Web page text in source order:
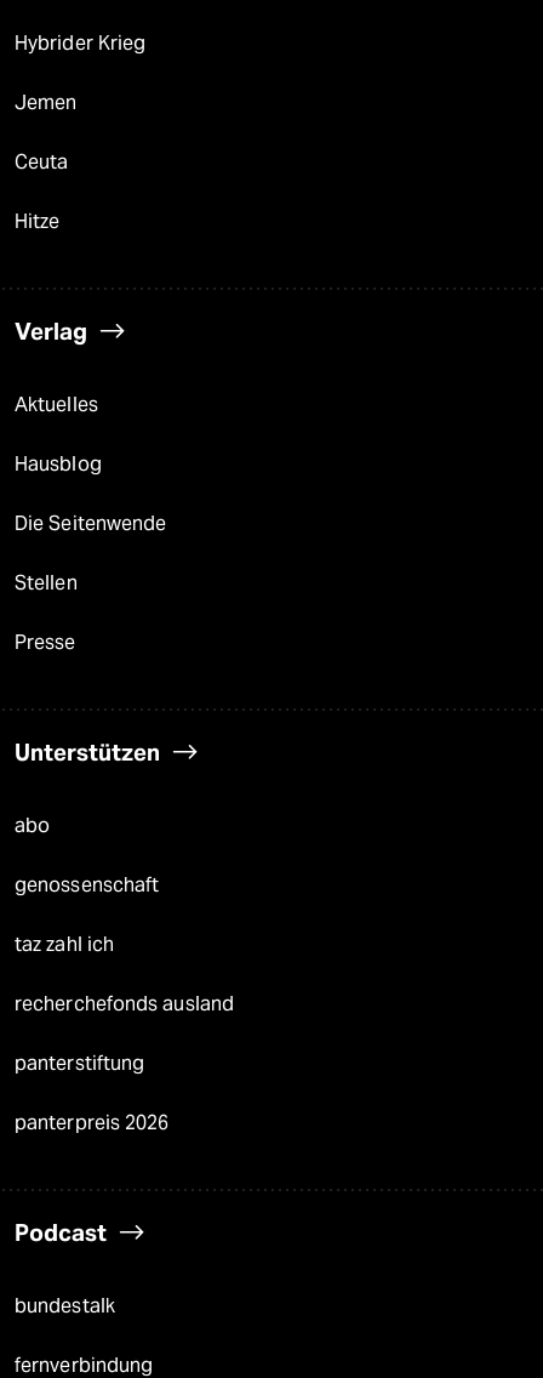
Hybrider Krieg
Jemen
Ceuta
Hitze
Verlag
Aktuelles
Hausblog
Die Seitenwende
Stellen
Presse
Unterstützen
abo
genossenschaft
taz zahl ich
recherchefonds ausland
panterstiftung
panterpreis 2026
Podcast
bundestalk
fernverbindung